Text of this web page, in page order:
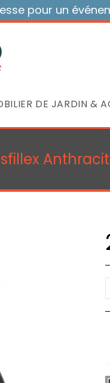
pour un
DE JARDIN &